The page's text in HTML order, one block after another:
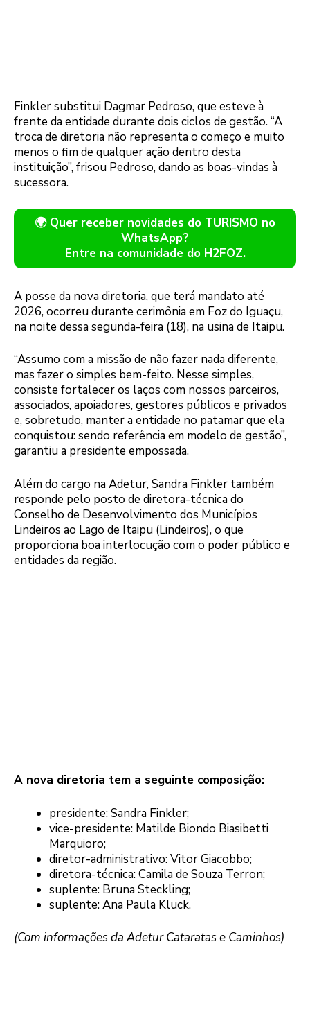
Finkler substitui Dagmar Pedroso, que esteve à
frente da entidade durante dois ciclos de gestão. “A
troca de diretoria não representa o começo e muito
menos o fim de qualquer ação dentro desta
instituição”, frisou Pedroso, dando as boas-vindas à
sucessora.
🌍 Quer receber novidades do TURISMO no
WhatsApp?
Entre na comunidade do H2FOZ.
A posse da nova diretoria, que terá mandato até
2026, ocorreu durante cerimônia em Foz do Iguaçu,
na noite dessa segunda-feira (18), na usina de Itaipu.
“Assumo com a missão de não fazer nada diferente,
mas fazer o simples bem-feito. Nesse simples,
consiste fortalecer os laços com nossos parceiros,
associados, apoiadores, gestores públicos e privados
e, sobretudo, manter a entidade no patamar que ela
conquistou: sendo referência em modelo de gestão”,
garantiu a presidente empossada.
Além do cargo na Adetur, Sandra Finkler também
responde pelo posto de diretora-técnica do
Conselho de Desenvolvimento dos Municípios
Lindeiros ao Lago de Itaipu (Lindeiros), o que
proporciona boa interlocução com o poder público e
entidades da região.
A nova diretoria tem a seguinte composição:
presidente: Sandra Finkler;
vice-presidente: Matilde Biondo Biasibetti
Marquioro;
diretor-administrativo: Vitor Giacobbo;
diretora-técnica: Camila de Souza Terron;
suplente: Bruna Steckling;
suplente: Ana Paula Kluck.
(Com informações da Adetur Cataratas e Caminhos)